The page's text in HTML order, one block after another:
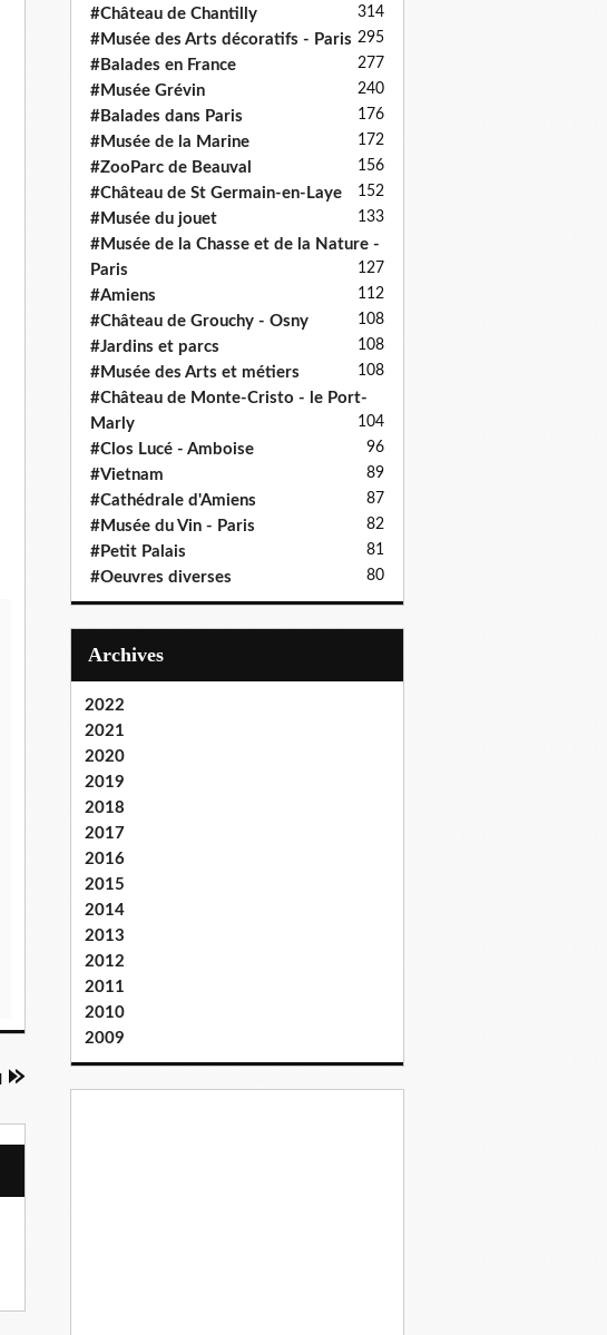
#Château de Chantilly 314
#Musée des Arts décoratifs - Paris 295
#Balades en France 277
#Musée Grévin 240
#Balades dans Paris 176
#Musée de la Marine 172
#ZooParc de Beauval 156
#Château de St Germain-en-Laye 152
#Musée du jouet 133
#Musée de la Chasse et de la Nature -
Paris
127
#Amiens 112
#Château de Grouchy - Osny 108
#Jardins et parcs 108
#Musée des Arts et métiers 108
#Château de Monte-Cristo - le Port-
Marly
104
#Clos Lucé - Amboise 96
#Vietnam 89
#Cathédrale d'Amiens 87
#Musée du Vin - Paris 82
#Petit Palais 81
#Oeuvres diverses 80
Archives
2022
2021
2020
2019
2018
2017
2016
2015
2014
2013
2012
2011
2010
2009